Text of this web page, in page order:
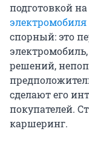
подготовкой
электромобиля
спорный: это
решений,
сделают его
покупателей.
каршеринг.